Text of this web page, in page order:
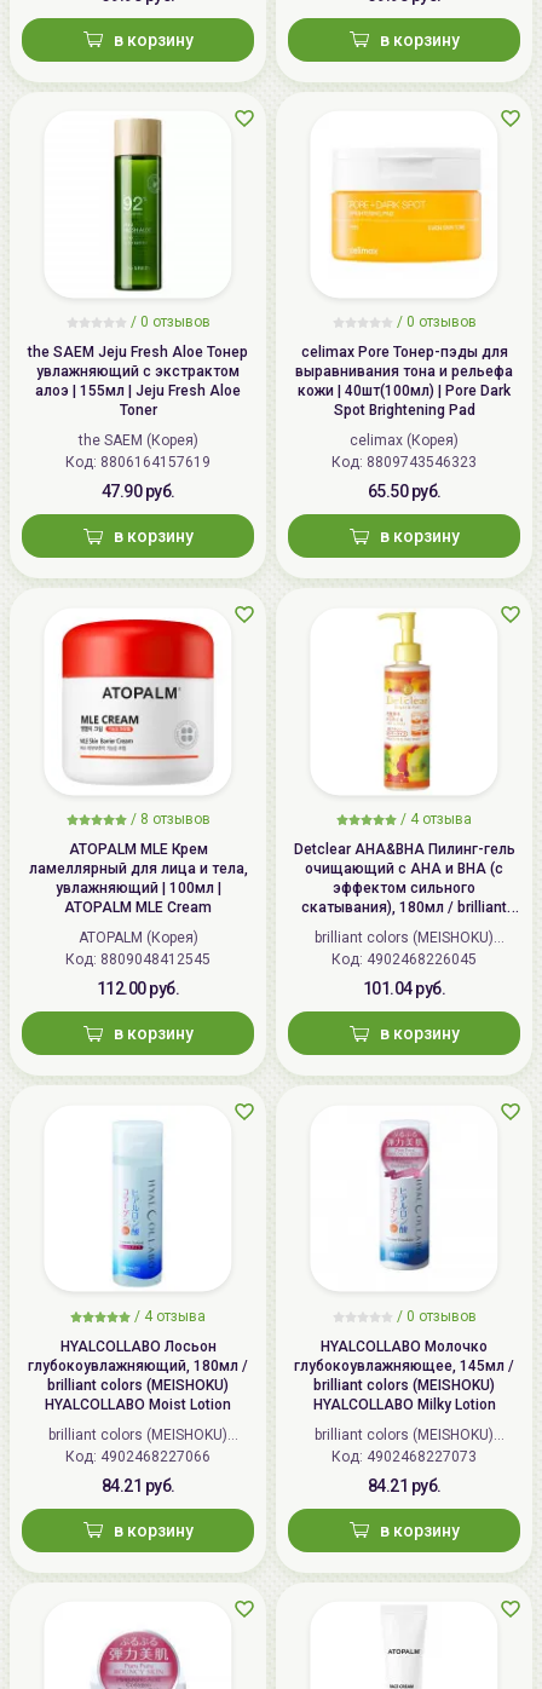
в корзину в корзину
/ 0 отзывов
the SAEM Jeju Fresh Aloe Тонер
увлажняющий с экстрактом
алоэ | 155мл | Jeju Fresh Aloe
Toner
the SAEM (Корея)
Код: 8806164157619
47.90 руб.
в корзину
/ 0 отзывов
celimax Pore Тонер-пэды для
выравнивания тона и рельефа
кожи | 40шт(100мл) | Pore Dark
Spot Brightening Pad
celimax (Корея)
Код: 8809743546323
65.50 руб.
в корзину
/ 8 отзывов
ATOPALM MLE Крем
ламеллярный для лица и тела,
увлажняющий | 100мл |
ATOPALM MLE Cream
ATOPALM (Корея)
Код: 8809048412545
112.00 руб.
в корзину
/ 4 отзыва
Detclear AHA&BHA Пилинг-гель
очищающий с AHA и BHA (с
эффектом сильного
скатывания), 180мл / brilliant
colors (MEISHOKU) Detclear
Bright&Peel AHA&BHA Fruits
Peeling Jelly
brilliant colors (MEISHOKU)
(Япония)
Код: 4902468226045
101.04 руб.
в корзину
/ 4 отзыва
HYALCOLLABO Лосьон
глубокоувлажняющий, 180мл /
brilliant colors (MEISHOKU)
HYALCOLLABO Moist Lotion
brilliant colors (MEISHOKU)
(Япония)
Код: 4902468227066
84.21 руб.
в корзину
/ 0 отзывов
HYALCOLLABO Молочко
глубокоувлажняющее, 145мл /
brilliant colors (MEISHOKU)
HYALCOLLABO Milky Lotion
brilliant colors (MEISHOKU)
(Япония)
Код: 4902468227073
84.21 руб.
в корзину